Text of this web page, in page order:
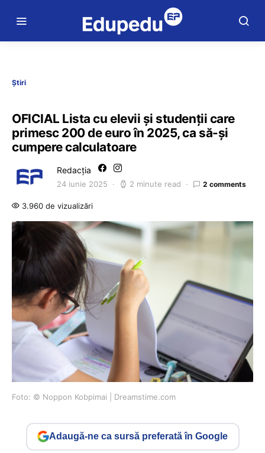
Știri
OFICIAL Lista cu elevii și studenții care
primesc 200 de euro în 2025, ca să-și
cumpere calculatoare
Redacția
24 iunie 2025 2 minute read 2 comments
3.960 de vizualizări
Foto: © Noppon Kobpimai | Dreamstime.com
Adaugă-ne ca sursă preferată în Google